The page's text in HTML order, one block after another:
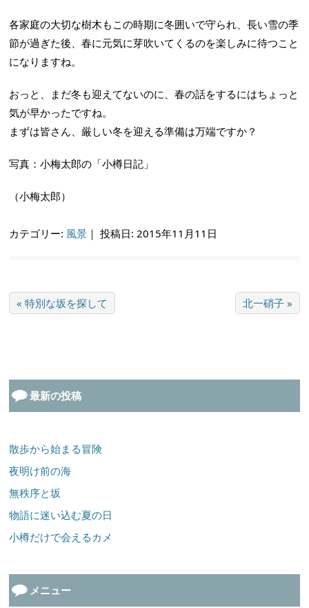
各家庭の大切な樹木もこの時期に冬囲いで守られ、長い雪の季
節が過ぎた後、春に元気に芽吹いてくるのを楽しみに待つこと
になりますね。
おっと、まだ冬も迎えてないのに、春の話をするにはちょっと
気が早かったですね。
まずは皆さん、厳しい冬を迎える準備は万端ですか？
写真：小梅太郎の「小樽日記」
（小梅太郎）
カテゴリー: 風景 ｜投稿日: 2015年11月11日
« 特別な坂を探して 北一硝子 »
最新の投稿
散歩から始まる冒険
夜明け前の海
無秩序と坂
物語に迷い込む夏の日
小樽だけで会えるカメ
メニュー